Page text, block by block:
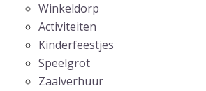
Winkeldorp
Activiteiten
Kinderfeestjes
Speelgrot
Zaalverhuur